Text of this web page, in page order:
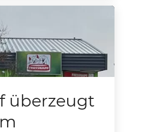
bei Fressnapf /
überzeugt